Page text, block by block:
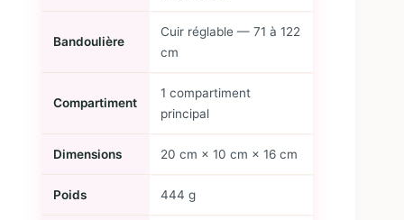
Bandoulière
Cuir réglable — 71 à 122
cm
Compartiment
1 compartiment
principal
Dimensions 20 cm × 10 cm × 16 cm
Poids 444 g